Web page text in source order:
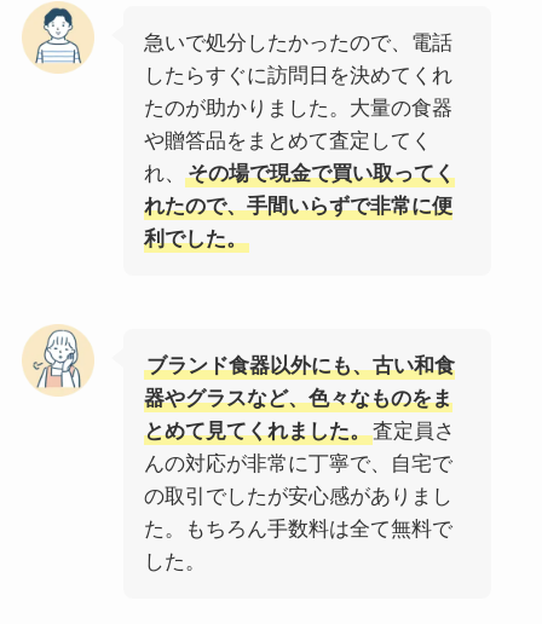
急いで処分したかったので、電話
したらすぐに訪問日を決めてくれ
たのが助かりました。大量の食器
や贈答品をまとめて査定してく
れ、
その場で現金で買い取ってく
れたので、手間いらずで非常に便
利でした。
ブランド食器以外にも、古い和食
器やグラスなど、色々なものをま
とめて見てくれました。査定員さ
んの対応が非常に丁寧で、自宅で
の取引でしたが安心感がありまし
た。もちろん手数料は全て無料で
した。